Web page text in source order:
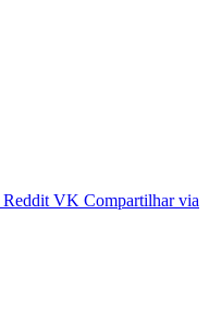
Reddit VK Compartilhar via